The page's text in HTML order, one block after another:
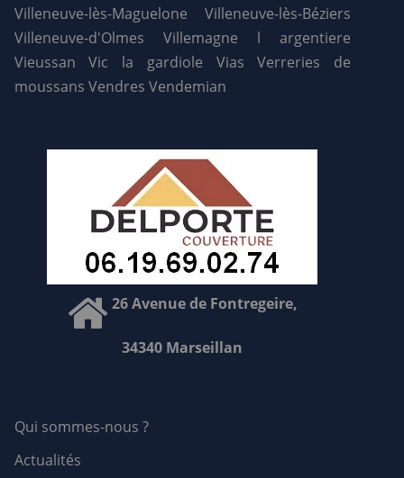
Villeneuve-lès-Maguelone
Villeneuve-lès-Béziers
Villeneuve-d'Olmes
Villemagne l argentiere
Vieussan
Vic la gardiole Vias
Verreries de
moussans Vendres Vendemian
26 Avenue de Fontregeire,
34340 Marseillan
Qui sommes-nous ?
Actualités